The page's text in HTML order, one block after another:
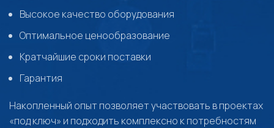
Высокое качество оборудования
Оптимальное ценообразование
Кратчайшие сроки поставки
Гарантия
Накопленный опыт позволяет участвовать в проектах
«под ключ» и подходить комплексно к потребностям